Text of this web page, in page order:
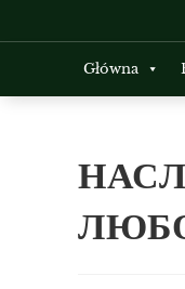
Główna